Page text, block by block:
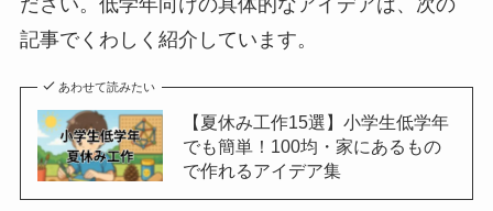
記事でくわしく紹介しています。
あわせて読みたい
【夏休み工作15選】小学生低学年
でも簡単！100均・家にあるもの
で作れるアイデア集